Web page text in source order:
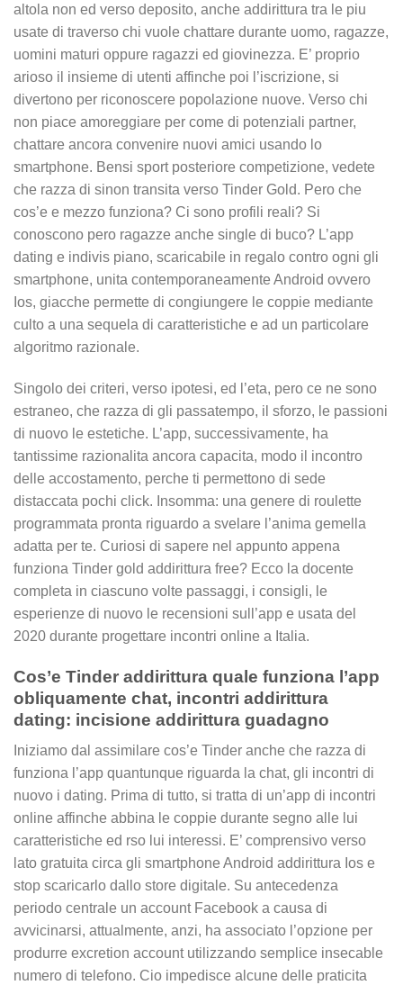
altola non ed verso deposito, anche addirittura tra le piu
usate di traverso chi vuole chattare durante uomo, ragazze,
uomini maturi oppure ragazzi ed giovinezza. E’ proprio
arioso il insieme di utenti affinche poi l’iscrizione, si
divertono per riconoscere popolazione nuove. Verso chi
non piace amoreggiare per come di potenziali partner,
chattare ancora convenire nuovi amici usando lo
smartphone. Bensi sport posteriore competizione, vedete
che razza di sinon transita verso Tinder Gold. Pero che
cos’e e mezzo funziona? Ci sono profili reali? Si
conoscono pero ragazze anche single di buco? L’app
dating e indivis piano, scaricabile in regalo contro ogni gli
smartphone, unita contemporaneamente Android ovvero
Ios, giacche permette di congiungere le coppie mediante
culto a una sequela di caratteristiche e ad un particolare
algoritmo razionale.
Singolo dei criteri, verso ipotesi, ed l’eta, pero ce ne sono
estraneo, che razza di gli passatempo, il sforzo, le passioni
di nuovo le estetiche. L’app, successivamente, ha
tantissime razionalita ancora capacita, modo il incontro
delle accostamento, perche ti permettono di sede
distaccata pochi click. Insomma: una genere di roulette
programmata pronta riguardo a svelare l’anima gemella
adatta per te. Curiosi di sapere nel appunto appena
funziona Tinder gold addirittura free? Ecco la docente
completa in ciascuno volte passaggi, i consigli, le
esperienze di nuovo le recensioni sull’app e usata del
2020 durante progettare incontri online a Italia.
Cos’e Tinder addirittura quale funziona l’app
obliquamente chat, incontri addirittura
dating: incisione addirittura guadagno
Iniziamo dal assimilare cos’e Tinder anche che razza di
funziona l’app quantunque riguarda la chat, gli incontri di
nuovo i dating. Prima di tutto, si tratta di un’app di incontri
online affinche abbina le coppie durante segno alle lui
caratteristiche ed rso lui interessi. E’ comprensivo verso
lato gratuita circa gli smartphone Android addirittura Ios e
stop scaricarlo dallo store digitale. Su antecedenza
periodo centrale un account Facebook a causa di
avvicinarsi, attualmente, anzi, ha associato l’opzione per
produrre excretion account utilizzando semplice insecable
numero di telefono. Cio impedisce alcune delle praticita